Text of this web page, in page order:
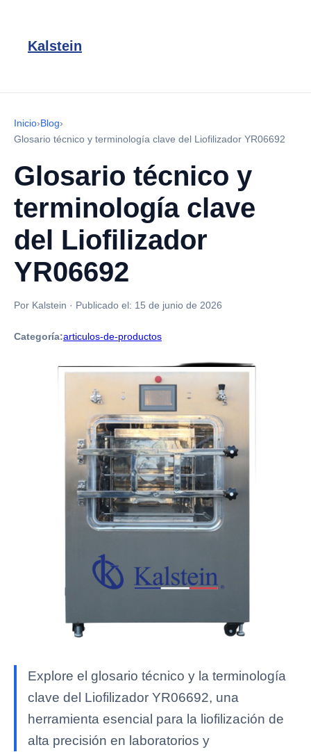
Kalstein
Inicio›Blog›
Glosario técnico y terminología clave del Liofilizador YR06692
Glosario técnico y
terminología clave
del Liofilizador
YR06692
Por Kalstein · Publicado el: 15 de junio de 2026
Categoría:articulos-de-productos
Explore el glosario técnico y la terminología
clave del Liofilizador YR06692, una
herramienta esencial para la liofilización de
alta precisión en laboratorios y